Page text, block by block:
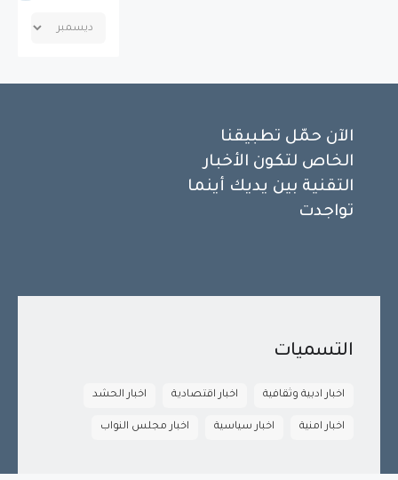
الآن حمّل تطبيقنا
الخاص لتكون الأخبار
التقنية بين يديك أينما
تواجدت
التسميات
اخبار ادبية وثقافية اخبار اقتصادية اخبار الحشد
اخبار امنية اخبار سياسية اخبار مجلس النواب